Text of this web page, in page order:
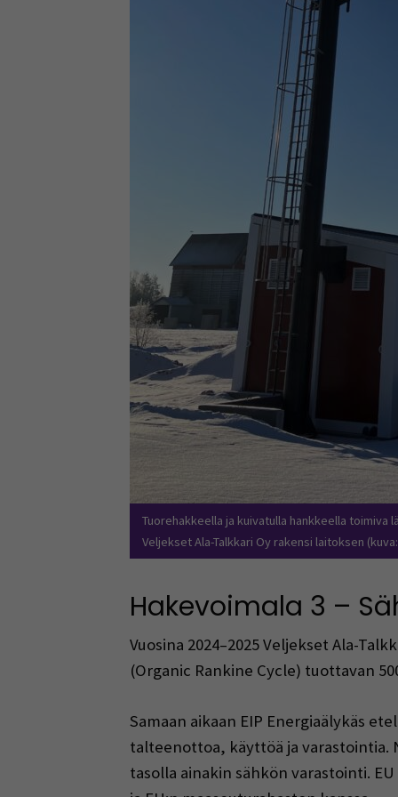
Tuorehakkeella ja kuivatulla hankkeella toimiva
Veljekset Ala-Talkkari Oy rakensi laitoksen
Hakevoimala 3 –
Vuosina 2024–2025 Veljekset Ala-
(Organic Rankine Cycle) tuottavan
Samaan aikaan EIP Energiaälykäs
talteenottoa, käyttöä ja varastointia.
tasolla ainakin sähkön varastointi.